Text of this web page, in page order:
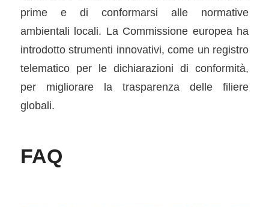
prime e di conformarsi alle normative
ambientali locali. La Commissione europea ha
introdotto strumenti innovativi, come un registro
telematico per le dichiarazioni di conformità,
per migliorare la trasparenza delle filiere
globali.
FAQ